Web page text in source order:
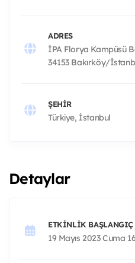
ADRES
İPA Florya Kampüsü
34153 Bakırköy/
ŞEHIR
Türkiye, İstanbul
Detaylar
ETKINLIK BAŞLANGIÇ
19 Mayıs 2023 Cuma